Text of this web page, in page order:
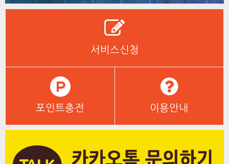
서비스신청
포인트충전 이용안내